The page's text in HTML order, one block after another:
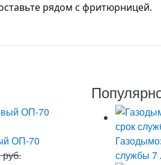
рядом с фритюрницей.
ОП-70
руб.
службы 7